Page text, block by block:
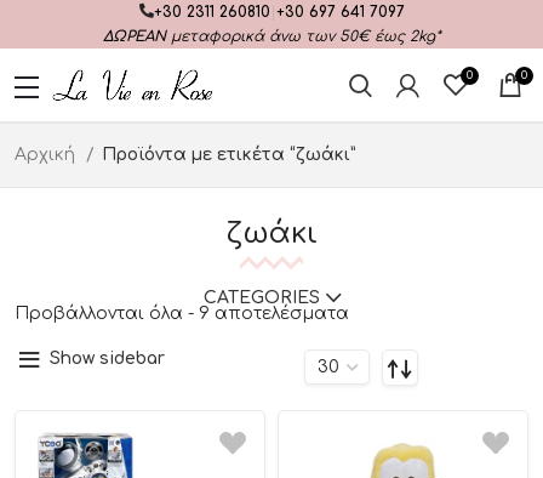
+30 2311 260810 +30 697 641 7097
ΔΩΡΕΑΝμεταφορικά άνω των 50€ έως 2kg*
0 0
Αρχική Προϊόντα με ετικέτα “ζωάκι”
ζωάκι
CATEGORIES
Προβάλλονται όλα - 9 αποτελέσματα
Show sidebar